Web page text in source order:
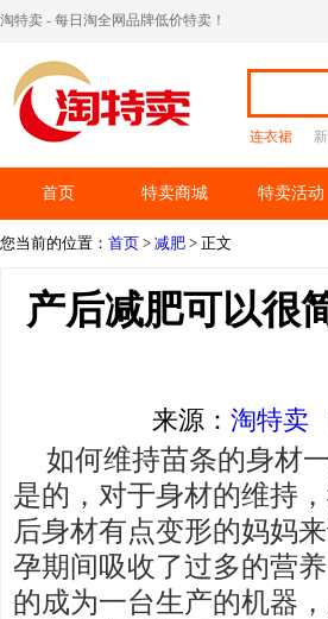
淘特卖 - 每日淘全网品牌低价特卖！
连衣裙
首页 特卖商城 特卖活动
您当前的位置： 首页 > 减肥 > 正文
产后减肥可以很
来源： 淘特卖
如何维持苗条的身材
是的，对于身材的维持
后身材有点变形的妈妈
孕期间吸收了过多的营
的成为一台生产的机器